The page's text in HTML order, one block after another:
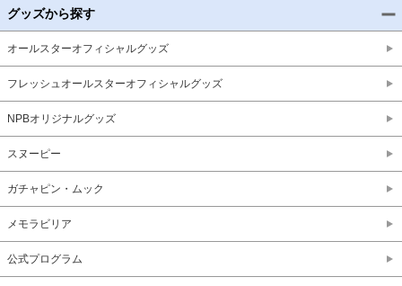
グッズから探す
オールスターオフィシャルグッズ
フレッシュオールスターオフィシャルグッズ
NPBオリジナルグッズ
スヌーピー
ガチャピン・ムック
メモラビリア
公式プログラム